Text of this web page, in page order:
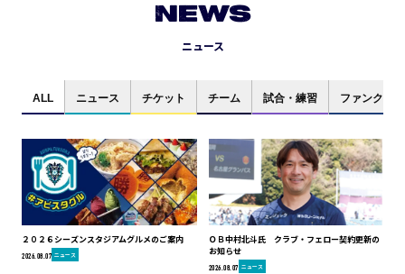
NEWS
ニュース
ALL ニュース チケット チーム 試合・練習 ファンクラブ
２０２６シーズンスタジアムグルメのご案内
2026.08.07 ニュース
ＯＢ中村北斗氏 クラブ・フェロー契約更新の
お知らせ
2026.08.07 ニュース